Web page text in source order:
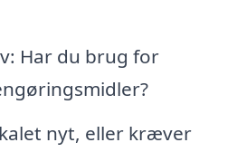
Har du brug for
nyt, eller kræver